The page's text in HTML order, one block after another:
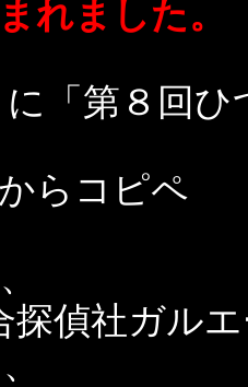
れました。
に「第８回
らコピペ
探偵社ガル